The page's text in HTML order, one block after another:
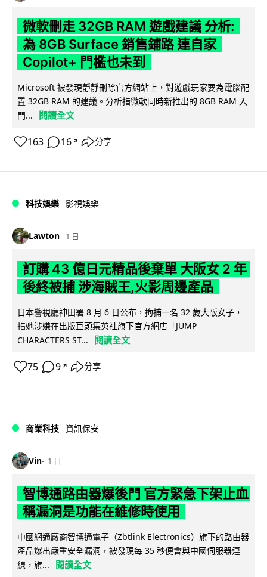
微軟刪走 32GB RAM 遊戲建議 分析:
為 8GB Surface 銷售鋪路 連自家
Copilot+ 門檻也未到
Microsoft 被發現靜靜刪除官方網站上，對遊戲玩家要為電腦配
置 32GB RAM 的建議。分析指微軟同時新推出的 8GB RAM 入
門...
閱讀全文
163 16 ↗ 分享
科技娛樂 影視娛樂
Lawton 1 日
訂購 43 億日元精品後棄單 大阪女 2 年
後終被捕 涉海賊王,火影周邊產品
日本警視廳神田署 8 月 6 日公布，拘捕一名 32 歲大阪女子，
指她涉嫌在出版巨頭集英社旗下官方網店「JUMP
CHARACTERS ST...
閱讀全文
75 9 ↗ 分享
商業科技 資訊保安
Vin 1 日
智博通路由器爆後門 官方緊急下架止血
稱漏洞是功能在維修時使用
中國網通廠商智博通電子（Zbtlink Electronics）旗下的路由器
產品爆出嚴重安全漏洞，被發現每 35 秒便會與中國伺服器連
線，旗...
閱讀全文